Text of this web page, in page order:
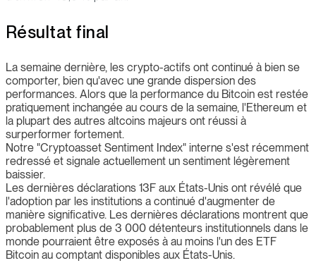
Résultat final
La semaine dernière, les crypto-actifs ont continué à bien se
comporter, bien qu'avec une grande dispersion des
performances. Alors que la performance du Bitcoin est restée
pratiquement inchangée au cours de la semaine, l'Ethereum et
la plupart des autres altcoins majeurs ont réussi à
surperformer fortement.
Notre "Cryptoasset Sentiment Index" interne s'est récemment
redressé et signale actuellement un sentiment légèrement
baissier.
Les dernières déclarations 13F aux États-Unis ont révélé que
l'adoption par les institutions a continué d'augmenter de
manière significative. Les dernières déclarations montrent que
probablement plus de 3 000 détenteurs institutionnels dans le
monde pourraient être exposés à au moins l'un des ETF
Bitcoin au comptant disponibles aux États-Unis.